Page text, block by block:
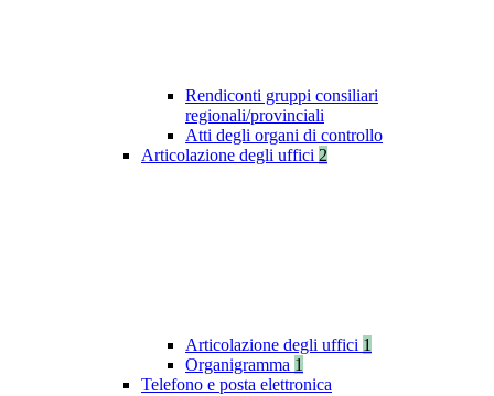
Rendiconti gruppi consiliari
regionali/provinciali
Atti degli organi di controllo
Articolazione degli uffici 2
Articolazione degli uffici 1
Organigramma 1
Telefono e posta elettronica